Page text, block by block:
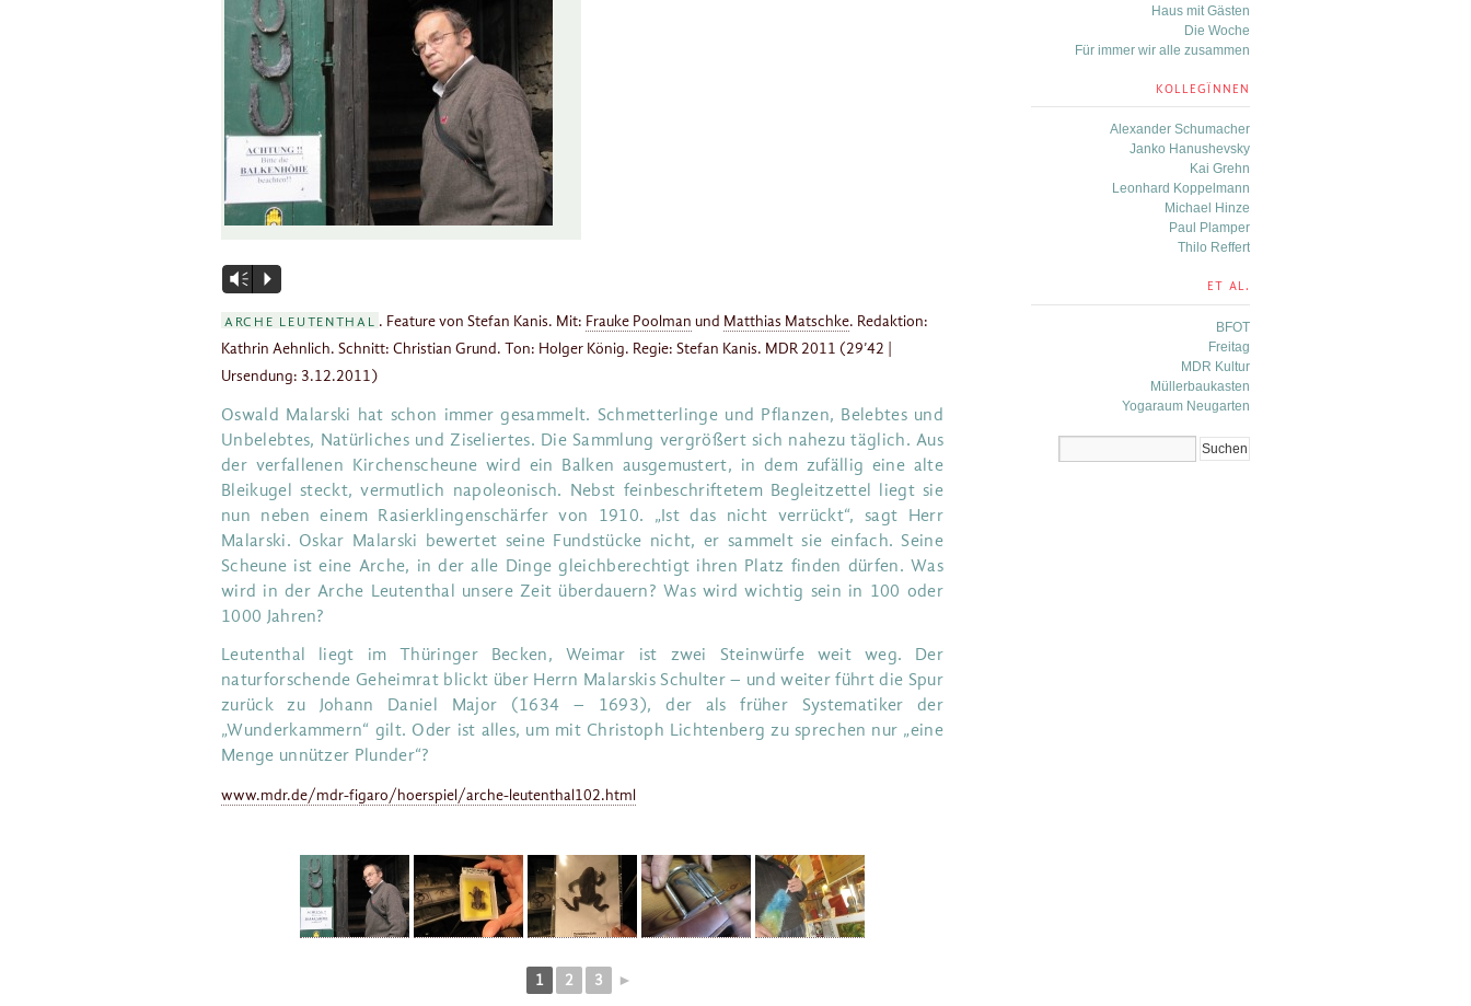
Vm P
Arche Leutenthal . Feature von Stefan Kanis. Mit: Frauke Poolman und Matthias Matschke. Redaktion:
Kathrin Aehnlich. Schnitt: Christian Grund. Ton: Holger König. Regie: Stefan Kanis. MDR 2011 (29’42 |
Ursendung: 3.12.2011)
Oswald Malarski hat schon immer gesammelt. Schmetterlinge und Pflanzen, Belebtes und
Unbelebtes, Natürliches und Ziseliertes. Die Sammlung vergrößert sich nahezu täglich. Aus
der verfallenen Kirchenscheune wird ein Balken ausgemustert, in dem zufällig eine alte
Bleikugel steckt, vermutlich napoleonisch. Nebst feinbeschriftetem Begleitzettel liegt sie
nun neben einem Rasierklingenschärfer von 1910. „Ist das nicht verrückt“, sagt Herr
Malarski. Oskar Malarski bewertet seine Fundstücke nicht, er sammelt sie einfach. Seine
Scheune ist eine Arche, in der alle Dinge gleichberechtigt ihren Platz finden dürfen. Was
wird in der Arche Leutenthal unsere Zeit überdauern? Was wird wichtig sein in 100 oder
1000 Jahren?
Leutenthal liegt im Thüringer Becken, Weimar ist zwei Steinwürfe weit weg. Der
naturforschende Geheimrat blickt über Herrn Malarskis Schulter – und weiter führt die Spur
zurück zu Johann Daniel Major (1634 – 1693), der als früher Systematiker der
„Wunderkammern“ gilt. Oder ist alles, um mit Christoph Lichtenberg zu sprechen nur „eine
Menge unnützer Plunder“?
www.mdr.de/mdr-figaro/hoerspiel/arche-leutenthal102.html
1 2 3 ►
Haus mit Gästen
Die Woche
Für immer wir alle zusammen
KOLLEGÏNNEN
Alexander Schumacher
Janko Hanushevsky
Kai Grehn
Leonhard Koppelmann
Michael Hinze
Paul Plamper
Thilo Reffert
ET AL.
BFOT
Freitag
MDR Kultur
Müllerbaukasten
Yogaraum Neugarten